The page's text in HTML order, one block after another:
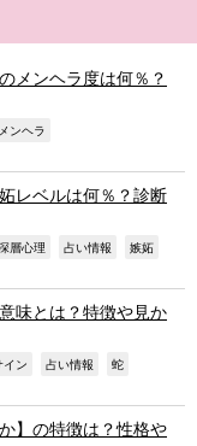
メンヘラ度は何％？
メンヘラ
レベルは何％？診断
層心理 占い情報 嫉妬
味とは？特徴や見か
イン 占い情報 蛇
】の特徴は？性格や